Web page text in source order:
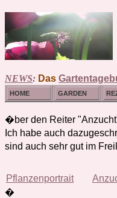
NEWS: Das
HOME GARDEN
�ber den Reiter
Ich habe auch
sind auch sehr gut im
Pflanzenportrait
�